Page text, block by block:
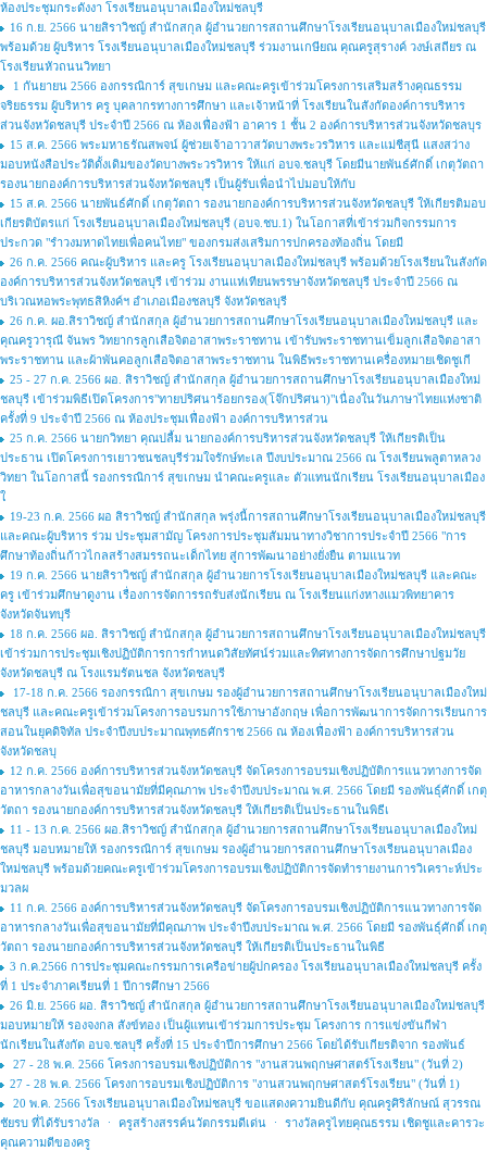
ห้องประชุมกระดังงา โรงเรียนอนุบาลเมืองใหม่ชลบุรี
16 ก.ย. 2566 นายสิราวิชญ์ สำนักสกุล ผู้อำนวยการสถานศึกษาโรงเรียนอนุบาลเมืองใหม่ชลบุรี
พร้อมด้วย ผู้บริหาร โรงเรียนอนุบาลเมืองใหม่ชลบุรี ร่วมงานเกษียณ คุณครูสุรางค์ วงษ์เสถียร ณ
โรงเรียนหัวถนนวิทยา
1 กันยายน 2566 องกรรณิการ์ สุขเกษม และคณะครูเข้าร่วมโครงการเสริมสร้างคุณธรรม
จริยธรรม ผู้บริหาร ครู บุคลากรทางการศึกษา และเจ้าหน้าที่ โรงเรียนในสังกัดองค์การบริหาร
ส่วนจังหวัดชลบุรี ประจำปี 2566 ณ ห้องเฟื่องฟ้า อาคาร 1 ชั้น 2 องค์การบริหารส่วนจังหวัดชลบุร
15 ส.ค. 2566 พระมหาธรัณสพจน์ ผู้ช่วยเจ้าอาวาสวัดบางพระวรวิหาร และแม่ชีสุนี แสงสว่าง
มอบหนังสือประวัติดั้งเดิมของวัดบางพระวรวิหาร ให้แก่ อบจ.ชลบุรี โดยมีนายพันธ์ศักดิ์ เกตุวัตถา
รองนายกองค์การบริหารส่วนจังหวัดชลบุรี เป็นผู้รับเพื่อนำไปมอบให้กับ
15 ส.ค. 2566 นายพันธ์ศักดิ์ เกตุวัตถา รองนายกองค์การบริหารส่วนจังหวัดชลบุรี ให้เกียรติมอบ
เกียรติบัตรแก่ โรงเรียนอนุบาลเมืองใหม่ชลบุรี (อบจ.ชบ.1) ในโอกาสที่เข้าร่วมกิจกรรมการ
ประกวด "รำวงมหาดไทยเพื่อคนไทย" ของกรมส่งเสริมการปกครองท้องถิ่น โดยมี
26 ก.ค. 2566 คณะผู้บริหาร และครู โรงเรียนอนุบาลเมืองใหม่ชลบุรี พร้อมด้วยโรงเรียนในสังกัด
องค์การบริหารส่วนจังหวัดชลบุรี เข้าร่วม งานแห่เทียนพรรษาจังหวัดชลบุรี ประจำปี 2566 ณ
บริเวณหอพระพุทธสิหิงค์ฯ อำเภอเมืองชลบุรี จังหวัดชลบุรี
26 ก.ค. ผอ.สิราวิชญ์ สำนักสกุล ผู้อำนวยการสถานศึกษาโรงเรียนอนุบาลเมืองใหม่ชลบุรี และ
คุณครูวารุณี จันพร วิทยากรลูกเสือจิตอาสาพระราชทาน เข้ารับพระราชทานเข็มลูกเสือจิตอาสา
พระราชทาน และผ้าพันคอลูกเสือจิตอาสาพระราชทาน ในพิธีพระราชทานเครื่องหมายเชิดชูเกี
25 - 27 ก.ค. 2566 ผอ. สิราวิชญ์ สำนักสกุล ผู้อำนวยการสถานศึกษาโรงเรียนอนุบาลเมืองใหม่
ชลบุรี เข้าร่วมพิธีเปิดโครงการ"ทายปริศนาร้อยกรอง(โจ๊กปริศนา)"เนื่องในวันภาษาไทยแห่งชาติ
ครั้งที่ 9 ประจำปี 2566 ณ ห้องประชุมเฟื่องฟ้า องค์การบริหารส่วน
25 ก.ค. 2566 นายกวิทยา คุณปลื้ม นายกองค์การบริหารส่วนจังหวัดชลบุรี ให้เกียรติเป็น
ประธาน เปิดโครงการเยาวชนชลบุรีร่วมใจรักษ์ทะเล ปีงบประมาณ 2566 ณ โรงเรียนพลูตาหลวง
วิทยา ในโอกาสนี้ รองกรรณิการ์ สุขเกษม นำคณะครูและ ตัวแทนนักเรียน โรงเรียนอนุบาลเมือง
ใ
19-23 ก.ค. 2566 ผอ สิราวิชญ์ สำนักสกุล พรุ่งนี้การสถานศึกษาโรงเรียนอนุบาลเมืองใหม่ชลบุรี
และคณะผู้บริหาร ร่วม ประชุมสามัญ โครงการประชุมสัมมนาทางวิชาการประจำปี 2566 "การ
ศึกษาท้องถิ่นก้าวไกลสร้างสมรรถนะเด็กไทย สู่การพัฒนาอย่างยั่งยืน ตามแนวท
19 ก.ค. 2566 นายสิราวิชญ์ สำนักสกุล ผู้อำนวยการโรงเรียนอนุบาลเมืองใหม่ชลบุรี และคณะ
ครู เข้าร่วมศึกษาดูงาน เรื่องการจัดการรถรับส่งนักเรียน ณ โรงเรียนแก่งหางแมวพิทยาคาร
จังหวัดจันทบุรี
18 ก.ค. 2566 ผอ. สิราวิชญ์ สำนักสกุล ผู้อำนวยการสถานศึกษาโรงเรียนอนุบาลเมืองใหม่ชลบุรี
เข้าร่วมการประชุมเชิงปฏิบัติการการกำหนดวิสัยทัศน์ร่วมและทิศทางการจัดการศึกษาปฐมวัย
จังหวัดชลบุรี ณ โรงแรมรัตนชล จังหวัดชลบุรี
17-18 ก.ค. 2566 รองกรรณิกา สุขเกษม รองผู้อำนวยการสถานศึกษาโรงเรียนอนุบาลเมืองใหม่
ชลบุรี และคณะครูเข้าร่วมโครงการอบรมการใช้ภาษาอังกฤษ เพื่อการพัฒนาการจัดการเรียนการ
สอนในยุคดิจิทัล ประจำปีงบประมาณพุทธศักราช 2566 ณ ห้องเฟื่องฟ้า องค์การบริหารส่วน
จังหวัดชลบุ
12 ก.ค. 2566 องค์การบริหารส่วนจังหวัดชลบุรี จัดโครงการอบรมเชิงปฏิบัติการแนวทางการจัด
อาหารกลางวันเพื่อสุขอนามัยที่มีคุณภาพ ประจำปีงบประมาณ พ.ศ. 2566 โดยมี รองพันธ์ุศักดิ์ เกตุ
วัตถา รองนายกองค์การบริหารส่วนจังหวัดชลบุรี ให้เกียรติเป็นประธานในพิธีเ
11 - 13 ก.ค. 2566 ผอ.สิราวิชญ์ สำนักสกุล ผู้อำนวยการสถานศึกษาโรงเรียนอนุบาลเมืองใหม่
ชลบุรี มอบหมายให้ รองกรรณิการ์ สุขเกษม รองผู้อำนวยการสถานศึกษาโรงเรียนอนุบาลเมือง
ใหม่ชลบุรี พร้อมด้วยคณะครูเข้าร่วมโครงการอบรมเชิงปฏิบัติการจัดทำรายงานการวิเคราะห์ประ
มวลผ
11 ก.ค. 2566 องค์การบริหารส่วนจังหวัดชลบุรี จัดโครงการอบรมเชิงปฏิบัติการแนวทางการจัด
อาหารกลางวันเพื่อสุขอนามัยที่มีคุณภาพ ประจำปีงบประมาณ พ.ศ. 2566 โดยมี รองพันธ์ุศักดิ์ เกตุ
วัตถา รองนายกองค์การบริหารส่วนจังหวัดชลบุรี ให้เกียรติเป็นประธานในพิธี
3 ก.ค.2566 การประชุมคณะกรรมการเครือข่ายผู้ปกครอง โรงเรียนอนุบาลเมืองใหม่ชลบุรี ครั้ง
ที่ 1 ประจำภาคเรียนที่ 1 ปีการศึกษา 2566
26 มิ.ย. 2566 ผอ. สิราวิชญ์ สำนักสกุล ผู้อำนวยการสถานศึกษาโรงเรียนอนุบาลเมืองใหม่ชลบุรี
มอบหมายให้ รองจงกล สังข์ทอง เป็นผู้แทนเข้าร่วมการประชุม โครงการ การแข่งขันกีฬา
นักเรียนในสังกัด อบจ.ชลบุรี ครั้งที่ 15 ประจำปีการศึกษา 2566 โดยได้รับเกียรติจาก รองพันธ์
27 - 28 พ.ค. 2566 โครงการอบรมเชิงปฏิบัติการ "งานสวนพฤกษศาสตร์โรงเรียน" (วันที่ 2)
27 - 28 พ.ค. 2566 โครงการอบรมเชิงปฏิบัติการ "งานสวนพฤกษศาสตร์โรงเรียน" (วันที่ 1)
20 พ.ค. 2566 โรงเรียนอนุบาลเมืองใหม่ชลบุรี ขอแสดงความยินดีกับ คุณครูศิริลักษณ์ สุวรรณ
ชัยรบ ที่ได้รับรางวัล ㆍ ครูสร้างสรรค์นวัตกรรมดีเด่น ㆍ รางวัลครูไทยคุณธรรม เชิดชูและคารวะ
คุณความดีของครู